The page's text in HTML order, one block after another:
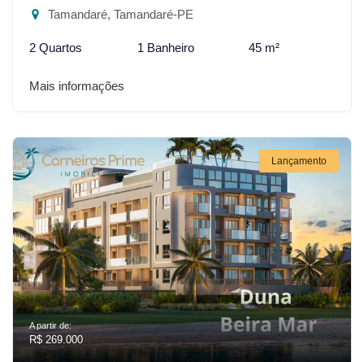
Tamandaré, Tamandaré-PE
2 Quartos 1 Banheiro 45 m²
Mais informações
Lançamento
A partir de:
R$ 269.000